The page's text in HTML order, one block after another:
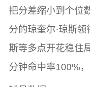
把分差缩小到个位
分的琼奎尔·琼斯
斯等多点开花稳住
分钟命中率100%，